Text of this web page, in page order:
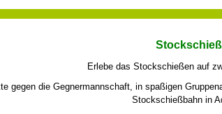
Erlebe das Stock­schießen auf
gegen die Gegnermannschaft, in spaßigen
Stockschießbahn in